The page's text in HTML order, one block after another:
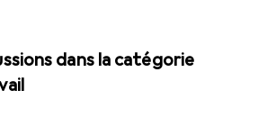
dans la catégorie